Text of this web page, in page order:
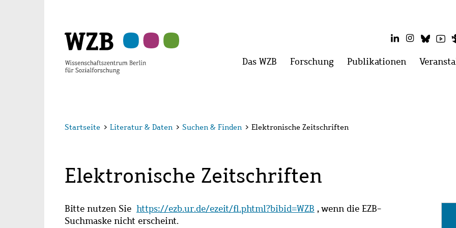
LinkedInInstagram
Hauptmenü
Das WZB Menü
Forschung Menü
Publikationen Menü
Startseite > Literatur & Daten > Suchen & Finden > Elektronische Zeitschriften
Elektronische Zeitschriften
Bitte nutzen Sie https://ezb.ur.de/ezeit/fl.phtml?bibid=WZB , wenn die EZB-
Suchmaske nicht erscheint.